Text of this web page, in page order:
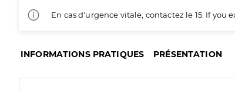
En cas d'urgence vitale, contactez le 15. If
INFORMATIONS PRATIQUES PRÉSENTATION